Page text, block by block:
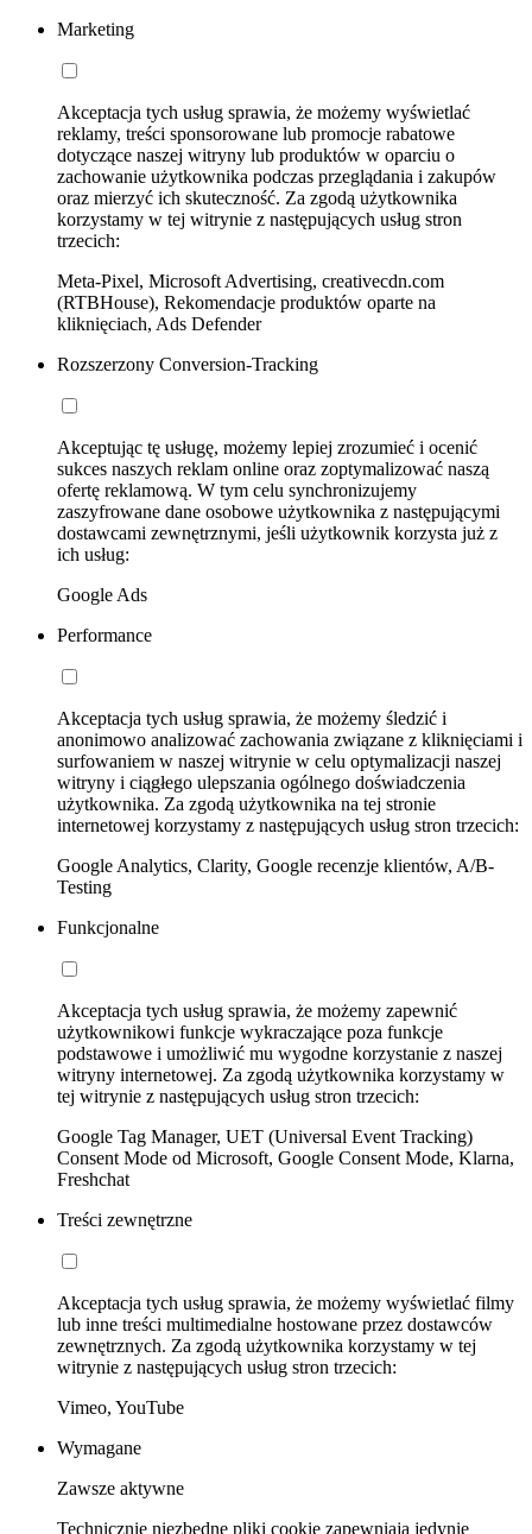
Marketing
Akceptacja tych usług sprawia, że możemy wyświetlać
reklamy, treści sponsorowane lub promocje rabatowe
dotyczące naszej witryny lub produktów w oparciu o
zachowanie użytkownika podczas przeglądania i zakupów
oraz mierzyć ich skuteczność. Za zgodą użytkownika
korzystamy w tej witrynie z następujących usług stron
trzecich:
Meta-Pixel, Microsoft Advertising, creativecdn.com
(RTBHouse), Rekomendacje produktów oparte na
kliknięciach, Ads Defender
Rozszerzony Conversion-Tracking
Akceptując tę usługę, możemy lepiej zrozumieć i ocenić
sukces naszych reklam online oraz zoptymalizować naszą
ofertę reklamową. W tym celu synchronizujemy
zaszyfrowane dane osobowe użytkownika z następującymi
dostawcami zewnętrznymi, jeśli użytkownik korzysta już z
ich usług:
Google Ads
Performance
Akceptacja tych usług sprawia, że możemy śledzić i
anonimowo analizować zachowania związane z kliknięciami i
surfowaniem w naszej witrynie w celu optymalizacji naszej
witryny i ciągłego ulepszania ogólnego doświadczenia
użytkownika. Za zgodą użytkownika na tej stronie
internetowej korzystamy z następujących usług stron trzecich:
Google Analytics, Clarity, Google recenzje klientów, A/B-
Testing
Funkcjonalne
Akceptacja tych usług sprawia, że możemy zapewnić
użytkownikowi funkcje wykraczające poza funkcje
podstawowe i umożliwić mu wygodne korzystanie z naszej
witryny internetowej. Za zgodą użytkownika korzystamy w
tej witrynie z następujących usług stron trzecich:
Google Tag Manager, UET (Universal Event Tracking)
Consent Mode od Microsoft, Google Consent Mode, Klarna,
Freshchat
Treści zewnętrzne
Akceptacja tych usług sprawia, że możemy wyświetlać filmy
lub inne treści multimedialne hostowane przez dostawców
zewnętrznych. Za zgodą użytkownika korzystamy w tej
witrynie z następujących usług stron trzecich:
Vimeo, YouTube
Wymagane
Zawsze aktywne
Technicznie niezbędne pliki cookie zapewniają jedynie